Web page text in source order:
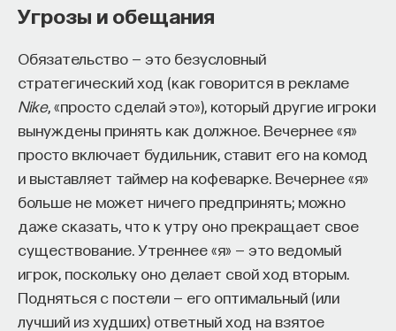
Угрозы и обещания
Обязательство — это безусловный
стратегический ход (как говорится в рекламе
Nike, «просто сделай это»), который другие игроки
вынуждены принять как должное. Вечернее «я»
просто включает будильник, ставит его на комод
и выставляет таймер на кофеварке. Вечернее «я»
больше не может ничего предпринять; можно
даже сказать, что к утру оно прекращает свое
существование. Утреннее «я» — это ведомый
игрок, поскольку оно делает свой ход вторым.
Подняться с постели — его оптимальный (или
лучший из худших) ответный ход на взятое